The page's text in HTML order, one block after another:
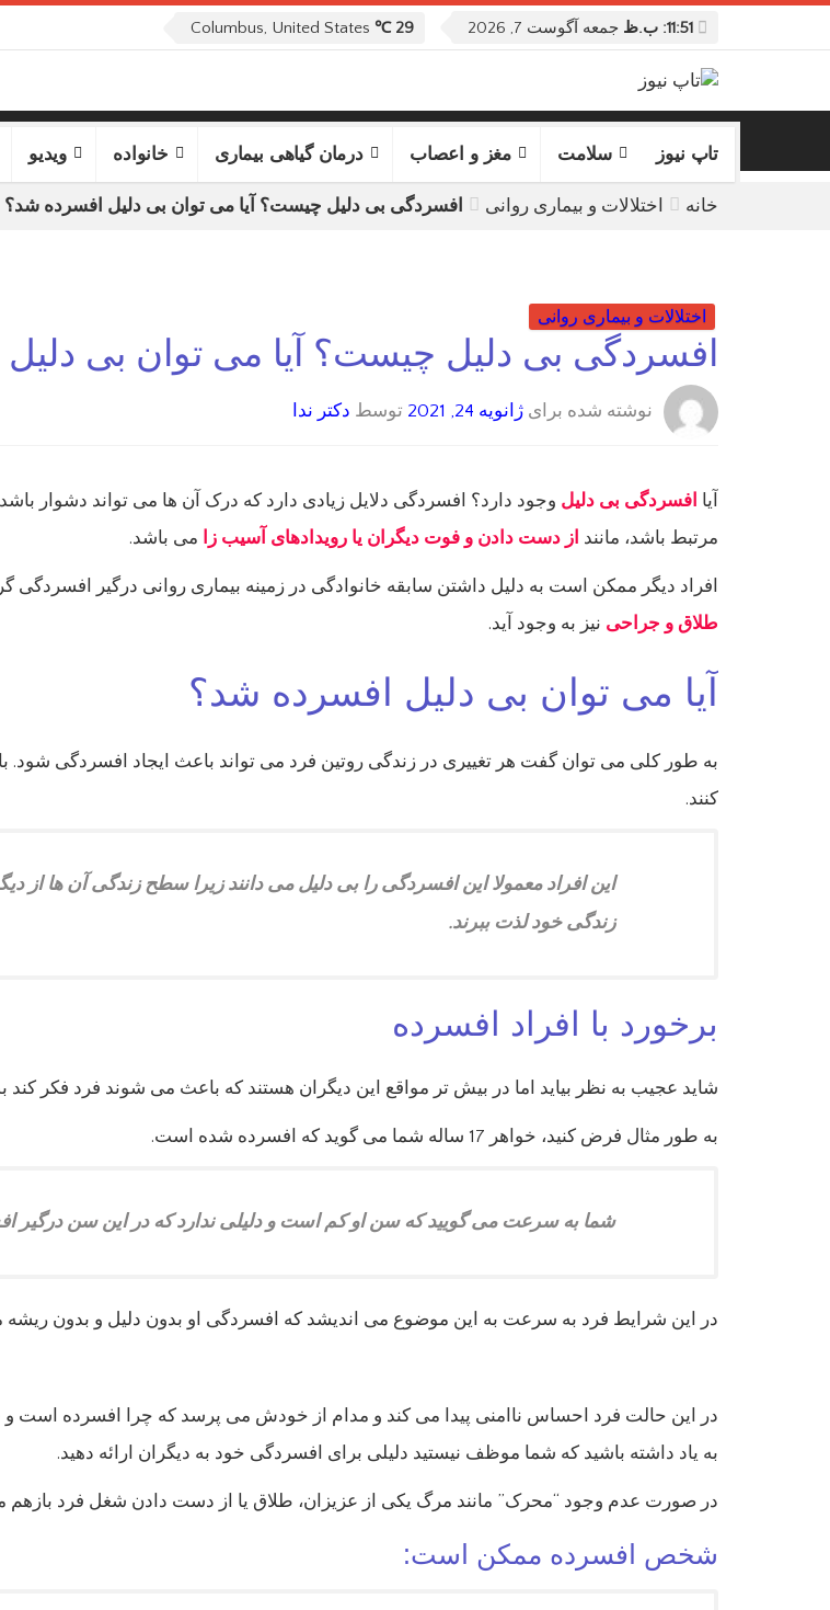
11:51: ب.ظ جمعه آگوست 7, 2026 29 ℃
تاپ نیوز سلامت مغز و اعصاب درمان گیاهی بیماری خانواده ویدیو
خانه اختلالات و بیماری روانی افسردگی بی دلیل چیست؟ آیا می توان بی دلیل افسرده شد؟
اختلالات و بیماری روانی
افسردگی بی دلیل چیست؟ آیا می توان بی
نوشته شده برای ژانویه 24, 2021 توسط دکتر ندا
آیا افسردگی بی دلیل وجود دارد؟ افسردگی دلایل زیادی دارد که درک آن ها می تواند دشوار
مرتبط باشد، مانند از دست دادن و فوت دیگران یا رویدادهای آسیب زا می باشد.
افراد دیگر ممکن است به دلیل داشتن سابقه خانوادگی در زمینه بیماری روانی درگیر
طلاق و جراحی نیز به وجود آید.
آیا می توان بی دلیل افسرده شد؟
به طور کلی می توان گفت هر تغییری در زندگی روتین فرد می تواند باعث ایجاد افسردگی شود.
کنند.
این افراد معمولا این افسردگی را بی دلیل می دانند زیرا سطح زندگی آن ها از
زندگی خود لذت ببرند.
برخورد با افراد افسرده
شاید عجیب به نظر بیاید اما در بیش تر مواقع این دیگران هستند که باعث می شوند فرد فکر
به طور مثال فرض کنید، خواهر 17 ساله شما می گوید که افسرده شده است.
شما به سرعت می گویید که سن او کم است و دلیلی ندارد که در این سن درگیر
در این شرایط فرد به سرعت به این موضوع می اندیشد که افسردگی او بدون دلیل و بدون
در این حالت فرد احساس ناامنی پیدا می کند و مدام از خودش می پرسد که چرا افسرده است و
به یاد داشته باشید که شما موظف نیستید دلیلی برای افسردگی خود به دیگران ارائه دهید.
در صورت عدم وجود “محرک” مانند مرگ یکی از عزیزان، طلاق یا از دست دادن شغل فرد
شخص افسرده ممکن است: